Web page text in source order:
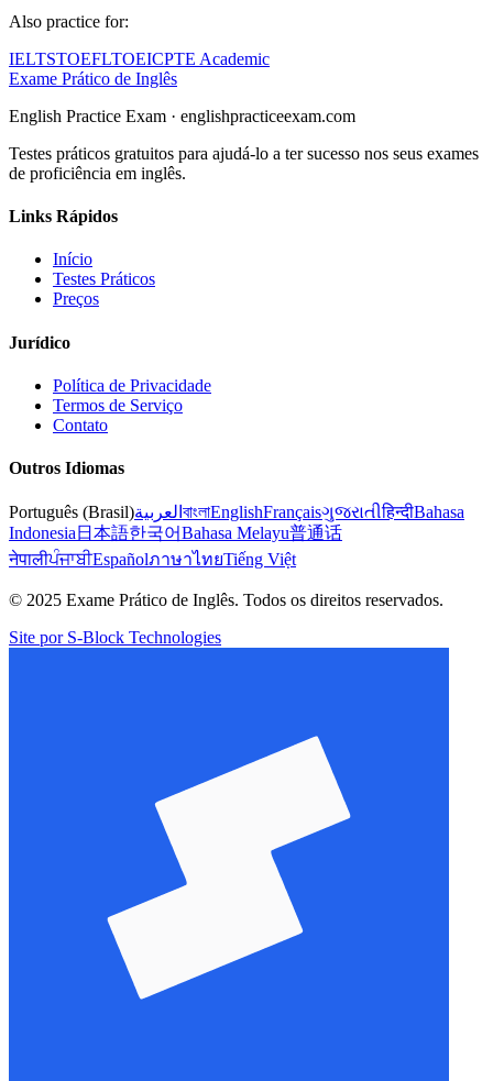
Also practice for:
IELTSTOEFLTOEICPTE Academic
Exame Prático de Inglês
English Practice Exam · englishpracticeexam.com
Testes práticos gratuitos para ajudá-lo a ter sucesso nos seus exames
de proficiência em inglês.
Links Rápidos
Início
Testes Práticos
Preços
Jurídico
Política de Privacidade
Termos de Serviço
Contato
Outros Idiomas
Português (Brasil)العربية বাংলাEnglishFrançaisગુજરાતીहिन्दीBahasa
Indonesia日本語한국어Bahasa Melayu普通话
नेपालीਪੰਜਾਬੀEspañolภาษาไทยTiếng Việt
© 2025 Exame Prático de Inglês. Todos os direitos reservados.
Site por S-Block Technologies